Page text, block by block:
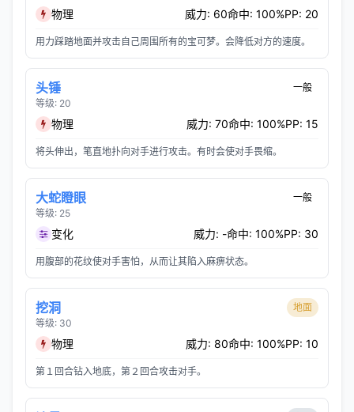
物理 威力: 60命中: 100%PP: 20
用力踩踏地面并攻击自己周围所有的宝可梦。会降低对方的速度。
头锤
等级: 20
一般
物理 威力: 70命中: 100%PP: 15
将头伸出，笔直地扑向对手进行攻击。有时会使对手畏缩。
大蛇瞪眼
等级: 25
一般
变化 威力: -命中: 100%PP: 30
用腹部的花纹使对手害怕，从而让其陷入麻痹状态。
挖洞
等级: 30
地面
物理 威力: 80命中: 100%PP: 10
第１回合钻入地底，第２回合攻击对手。